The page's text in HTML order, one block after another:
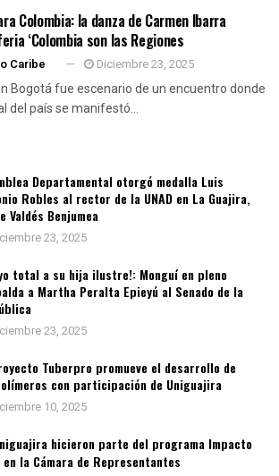
Colombia: la danza de Carmen Ibarra
‘Colombia son las Regiones
Caribe Diciembre 23, 2025
Bogotá fue escenario de un encuentro donde
del país se manifestó...
Departamental otorgó medalla Luis
Robles al rector de la UNAD en La Guajira,
Valdés Benjumea
23, 2025
total a su hija ilustre!: Monguí en pleno
a Martha Peralta Epieyú al Senado de la
23, 2025
Tuberpro promueve el desarrollo de
con participación de Uniguajira
10, 2025
hicieron parte del programa Impacto
la Cámara de Representantes